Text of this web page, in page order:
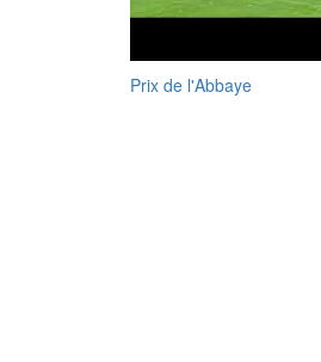
Prix de l'Abbaye